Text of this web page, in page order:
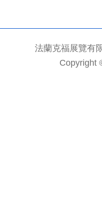
法蘭克福展覽有
Copyright